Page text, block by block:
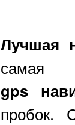
Лучшая
самая
gps
пробок.